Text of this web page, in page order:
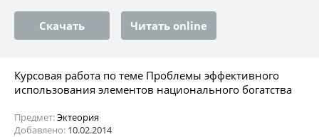
Скачать Читать online
Курсовая работа по теме Проблемы эффективного
использования элементов национального богатства
Предмет:Эктеория
Добавлено: 10.02.2014